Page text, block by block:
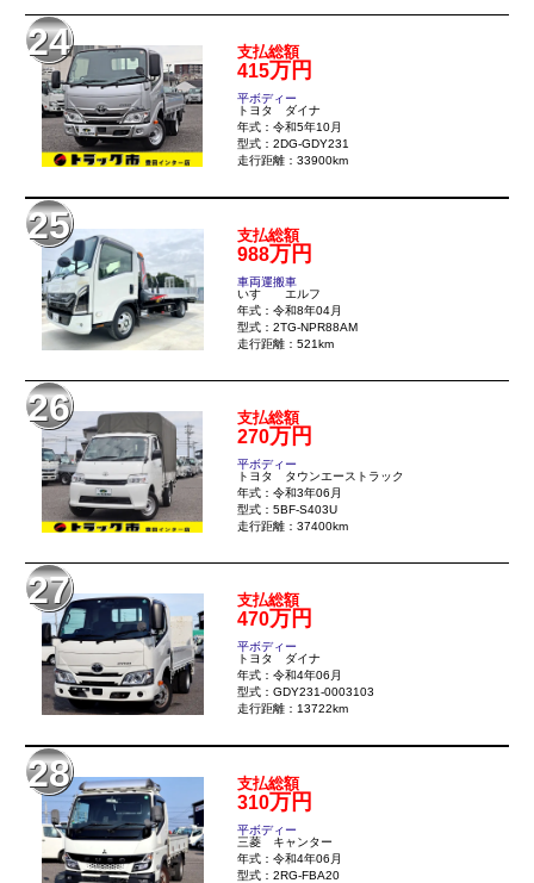
24 支払総額
415万円
平ボディー
トヨタ ダイナ
年式：令和5年10月
型式：2DG-GDY231
走行距離：33900km
25 支払総額
988万円
車両運搬車
いすゞ エルフ
年式：令和8年04月
型式：2TG-NPR88AM
走行距離：521km
26 支払総額
270万円
平ボディー
トヨタ タウンエーストラック
年式：令和3年06月
型式：5BF-S403U
走行距離：37400km
27 支払総額
470万円
平ボディー
トヨタ ダイナ
年式：令和4年06月
型式：GDY231-0003103
走行距離：13722km
28 支払総額
310万円
平ボディー
三菱 キャンター
年式：令和4年06月
型式：2RG-FBA20